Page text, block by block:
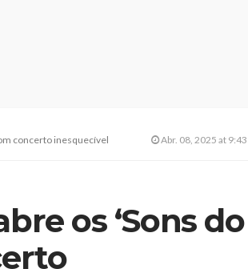
concerto inesquecível Abr. 08, 2025 at
os ‘Sons do